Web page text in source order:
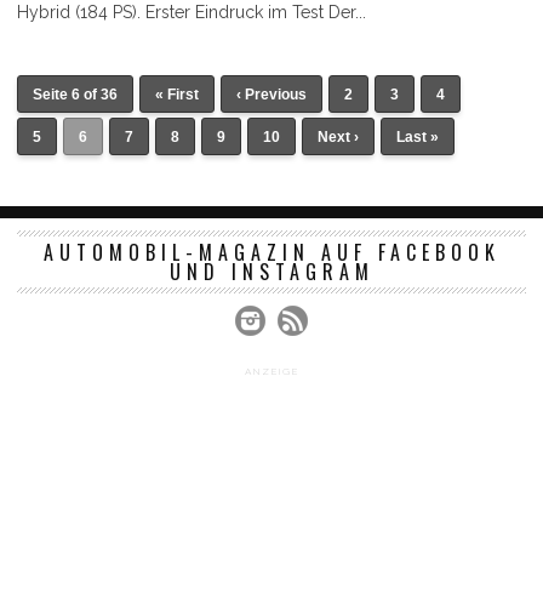
Hybrid (184 PS). Erster Eindruck im Test Der...
Seite 6 of 36 « First ‹ Previous 2 3 4
5 6 7 8 9 10 Next › Last »
AUTOMOBIL-MAGAZIN AUF FACEBOOK
UND INSTAGRAM
ANZEIGE